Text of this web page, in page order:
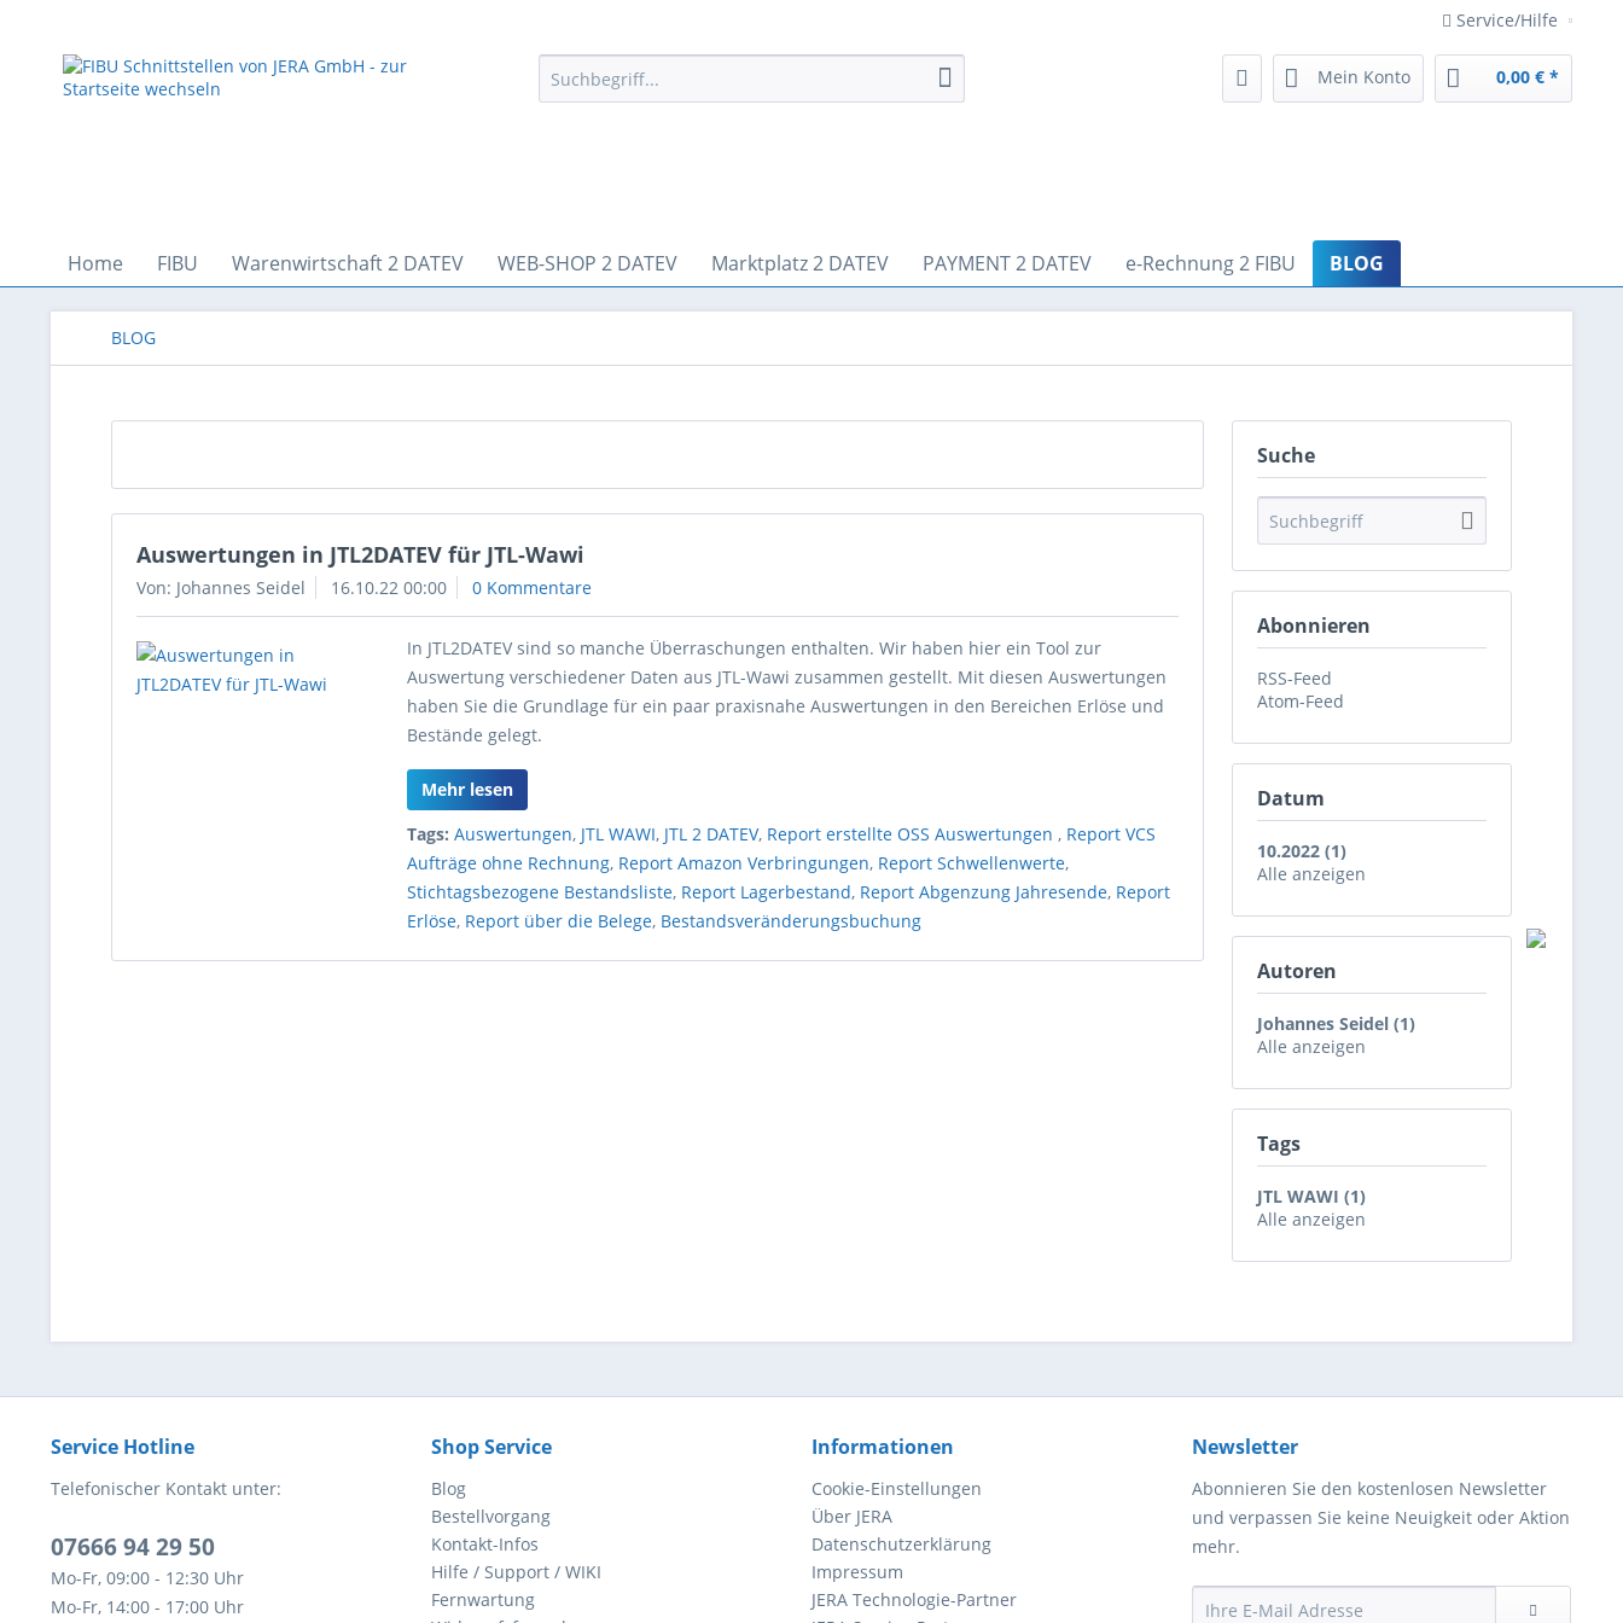
Service/Hilfe
Mein Konto 0,00 € *
Home FIBU Warenwirtschaft 2 DATEV WEB-SHOP 2 DATEV Marktplatz 2 DATEV PAYMENT 2 DATEV e-Rechnung 2 FIBU BLOG
BLOG
Suche
Abonnieren
RSS-Feed
Atom-Feed
Datum
10.2022 (1)
Alle anzeigen
Autoren
Johannes Seidel (1)
Alle anzeigen
Tags
JTL WAWI (1)
Alle anzeigen
Auswertungen in JTL2DATEV für JTL-Wawi
Von: Johannes Seidel 16.10.22 00:00 0 Kommentare
In JTL2DATEV sind so manche Überraschungen enthalten. Wir haben hier ein Tool zur
Auswertung verschiedener Daten aus JTL-Wawi zusammen gestellt. Mit diesen Auswertungen
haben Sie die Grundlage für ein paar praxisnahe Auswertungen in den Bereichen Erlöse und
Bestände gelegt.
Mehr lesen
Tags: Auswertungen, JTL WAWI, JTL 2 DATEV, Report erstellte OSS Auswertungen, Report VCS
Aufträge ohne Rechnung, Report Amazon Verbringungen, Report Schwellenwerte,
Stichtagsbezogene Bestandsliste, Report Lagerbestand, Report Abgenzung Jahresende, Report
Erlöse, Report über die Belege, Bestandsveränderungsbuchung
Service Hotline
Telefonischer Kontakt unter:
07666 94 29 50
Mo-Fr, 09:00 - 12:30 Uhr
Mo-Fr, 14:00 - 17:00 Uhr
Shop Service
Blog
Bestellvorgang
Kontakt-Infos
Hilfe / Support / WIKI
Fernwartung
Informationen
Cookie-Einstellungen
Über JERA
Datenschutzerklärung
Impressum
JERA Technologie-Partner
Newsletter
Abonnieren Sie den kostenlosen Newsletter
und verpassen Sie keine Neuigkeit oder Aktion
mehr.